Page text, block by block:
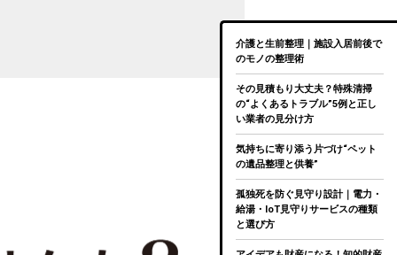
介護と生前整理｜施設入居前後で
のモノの整理術
その見積もり大丈夫？特殊清掃
の“よくあるトラブル”5例と正し
い業者の見分け方
気持ちに寄り添う片づけ“ペット
の遺品整理と供養”
孤独死を防ぐ見守り設計｜電力・
給湯・IoT見守りサービスの種類
と選び方